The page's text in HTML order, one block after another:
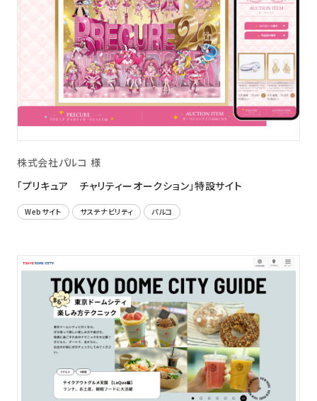
株式会社パルコ 様
「プリキュア チャリティーオークション」特設サイト
Webサイト サステナビリティ パルコ